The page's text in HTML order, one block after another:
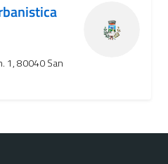
1, 80040 San